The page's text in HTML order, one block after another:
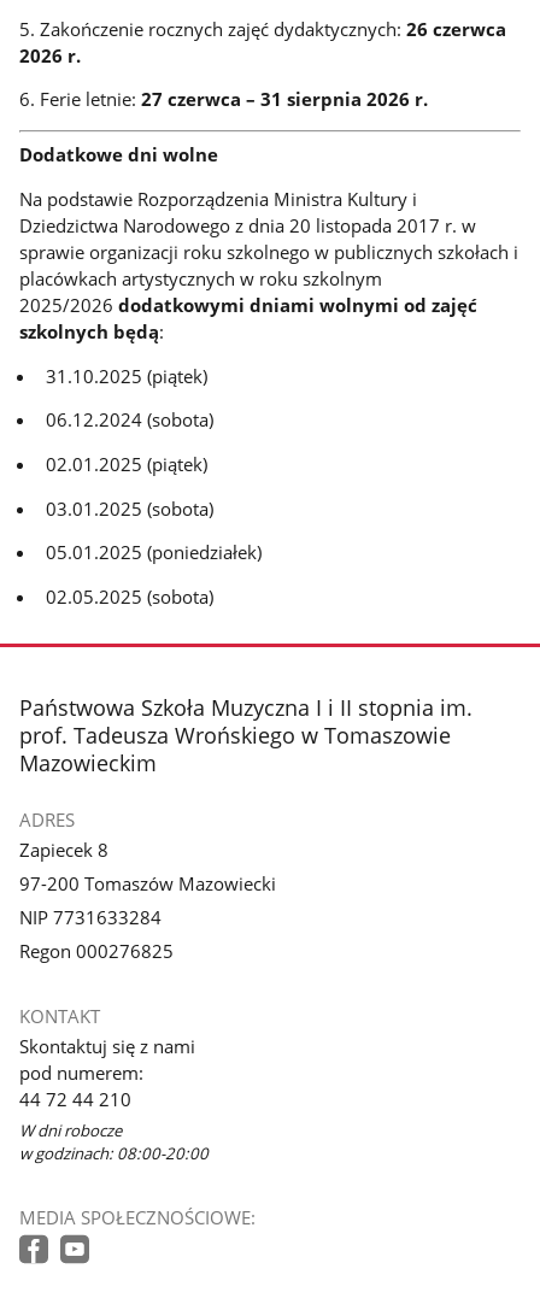
5. Zakończenie rocznych zajęć dydaktycznych:26 czerwca
2026 r.
6. Ferie letnie:27 czerwca – 31 sierpnia 2026 r.
Dodatkowe dni wolne
Na podstawie Rozporządzenia Ministra Kultury i
Dziedzictwa Narodowego z dnia 20 listopada 2017 r. w
sprawie organizacji roku szkolnego w publicznych szkołach i
placówkach artystycznych w roku szkolnym
2025/2026dodatkowymi dniami wolnymi od zajęć
szkolnych będą:
31.10.2025 (piątek)
06.12.2024 (sobota)
02.01.2025 (piątek)
03.01.2025 (sobota)
05.01.2025 (poniedziałek)
02.05.2025 (sobota)
stopka
Państwowa Szkoła Muzyczna I i II stopnia im.
prof. Tadeusza Wrońskiego w Tomaszowie
Mazowieckim
ADRES
Zapiecek 8
97-200 Tomaszów Mazowiecki
NIP 7731633284
Regon 000276825
KONTAKT
Skontaktuj się z nami
pod numerem:
44 72 44 210
W dni robocze
w godzinach: 08:00-20:00
MEDIA SPOŁECZNOŚCIOWE: